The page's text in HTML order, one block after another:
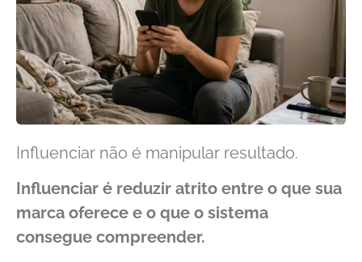
Influenciar não é manipular resultado.
Influenciar é reduzir atrito entre o que sua
marca oferece e o que o sistema
consegue compreender.